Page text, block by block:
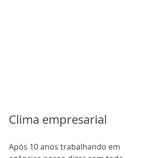
Clima empresarial
Após 10 anos trabalhando em